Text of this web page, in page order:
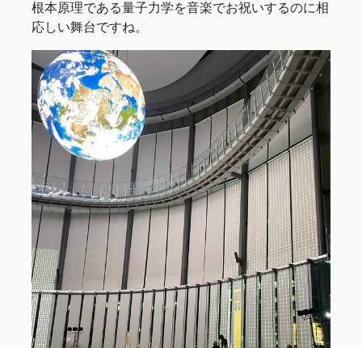
根本原理である量子力学を音楽でお祝いするのに相
応しい舞台ですね。